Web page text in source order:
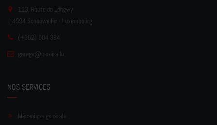
113, Route de Longwy
L-4994 Schouweiler - Luxembourg
(+352) 584 384
garage@pereira.lu
NOS SERVICES
Mécanique générale